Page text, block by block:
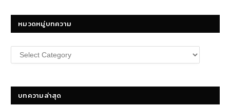
หมวดหมู่บทความ
หมวด
หมู่
บทความล่าสุด